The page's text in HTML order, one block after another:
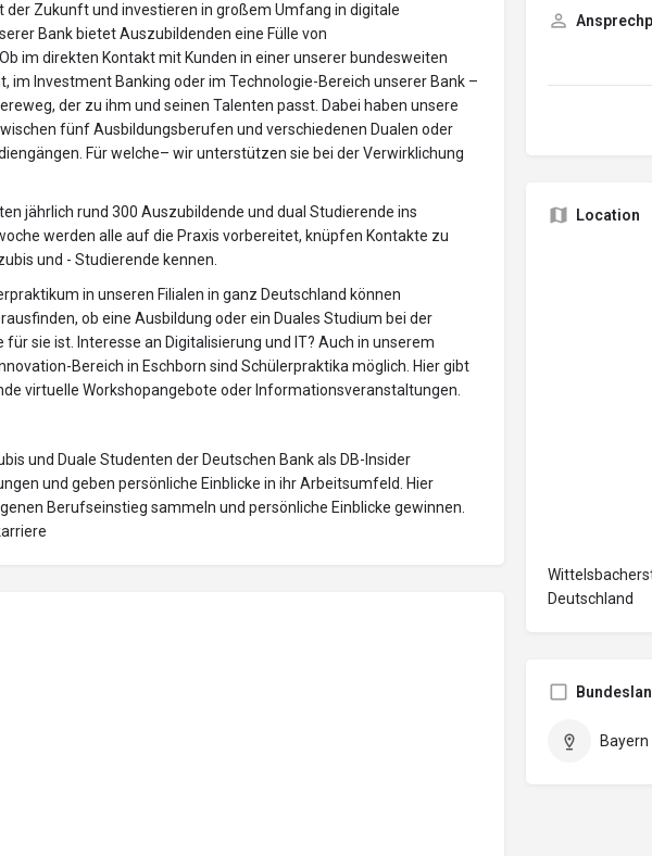
der Zukunft und investieren in großem Umfang in digitale
Bank bietet Auszubildenden eine Fülle von
im direkten Kontakt mit Kunden in einer unserer bundesweiten
im Investment Banking oder im Technologie-Bereich unserer Bank –
der zu ihm und seinen Talenten passt. Dabei haben unsere
fünf Ausbildungsberufen und verschiedenen Dualen oder
Für welche– wir unterstützen sie bei der Verwirklichung
jährlich rund 300 Auszubildende und dual Studierende ins
werden alle auf die Praxis vorbereitet, knüpfen Kontakte zu
und - Studierende kennen.
in unseren Filialen in ganz Deutschland können
ob eine Ausbildung oder ein Duales Studium bei der
für sie ist. Interesse an Digitalisierung und IT? Auch in unserem
Bereich in Eschborn sind Schülerpraktika möglich. Hier gibt
virtuelle Workshopangebote oder Informationsveranstaltungen.
und Duale Studenten der Deutschen Bank als DB-Insider
und geben persönliche Einblicke in ihr Arbeitsumfeld. Hier
Berufseinstieg sammeln und persönliche Einblicke gewinnen.
Location
Deutschland
Bayern